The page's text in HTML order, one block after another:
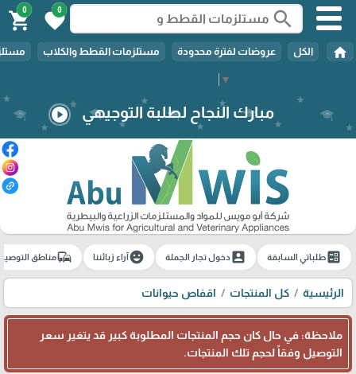
▼
search
0
favorite
0
shopping_cart
home الكل عروضات لفترة محدودة مستلزمات القطط والكلاب
مبارك النجاح لطلبة التوجيهي play_circle
ballotطلباتي السابقة account_boxدخول تجار الجملة emoji_emotionsآراء زبائننا commuteمناطق
الرئيسية كل المنتجات اقفاص حيوانات
ملاحظة: في حال كان حجم المنتجات المطلوبة كبير قد يتغير سعر
التوصيل وفقاً لحجم تلك المنتجات.